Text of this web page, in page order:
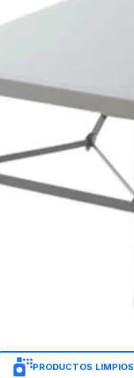
PRODUCTOS LIMPIOS